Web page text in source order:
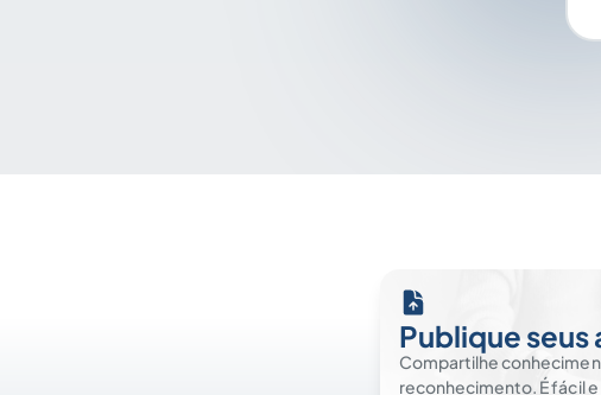
Publique seus
Compartilhe
reconhecimento. É fácil